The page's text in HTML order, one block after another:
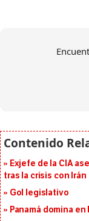
Exjefe de la CIA
tras la crisis con Irán
Gol legislativo
Panamá domina